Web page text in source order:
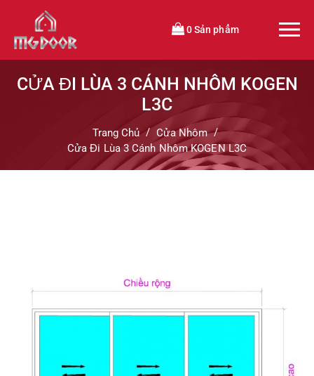
0 Sản phẩm
CỬA ĐI LÙA 3 CÁNH NHÔM KOGEN
L3C
Trang Chủ
Cửa Nhôm
Cửa Đi Lùa 3 Cánh Nhôm KOGEN L3C